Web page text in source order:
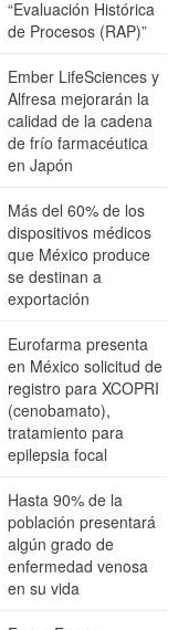
“Evaluación Histórica
de Procesos (RAP)”
Ember LifeSciences y
Alfresa mejorarán la
calidad de la cadena
de frío farmacéutica
en Japón
Más del 60% de los
dispositivos médicos
que México produce
se destinan a
exportación
Eurofarma presenta
en México solicitud de
registro para XCOPRI
(cenobamato),
tratamiento para
epilepsia focal
Hasta 90% de la
población presentará
algún grado de
enfermedad venosa
en su vida